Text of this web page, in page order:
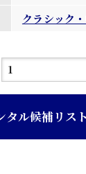
クラシック
茶
塗
タル候補リス